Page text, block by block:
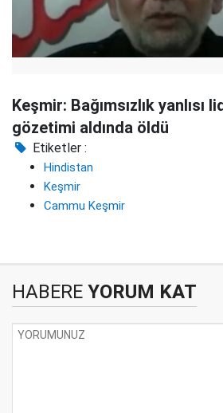
Keşmir: Bağımsızlık yanlısı
gözetimi aldında öldü
Etiketler :
Hindistan
Keşmir
Cammu Keşmir
HABERE YORUM KAT